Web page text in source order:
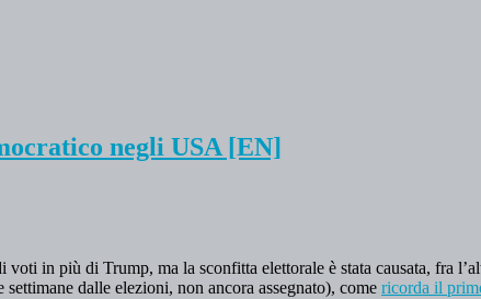
negli USA [EN]
in più di Trump, ma la sconfitta elettorale è stata causata, fra
dalle elezioni, non ancora assegnato), come ricorda il